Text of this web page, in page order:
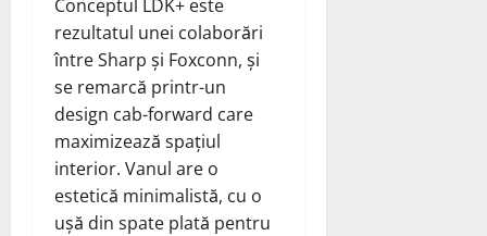
Conceptul LDK+ este
rezultatul unei colaborări
între Sharp și Foxconn, și
se remarcă printr-un
design cab-forward care
maximizează spațiul
interior. Vanul are o
estetică minimalistă, cu o
ușă din spate plată pentru